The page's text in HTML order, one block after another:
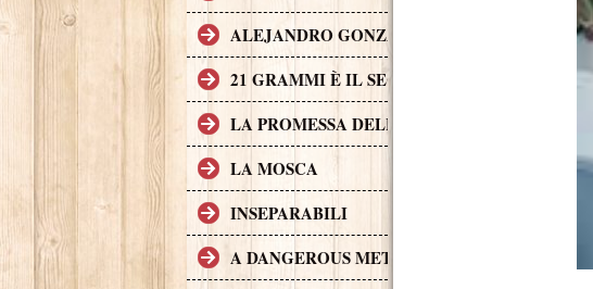
ALEJANDRO GONZÁLEZ IÑÁRRITU
21 GRAMMI È IL SECONDO FILM DELLA
LA PROMESSA DELL'ASSASSINO
LA MOSCA
INSEPARABILI
A DANGEROUS METHOD